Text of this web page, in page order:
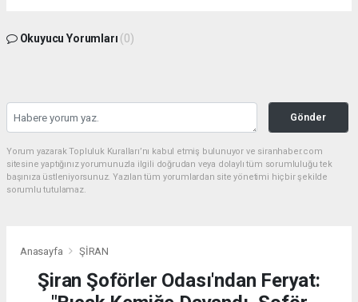
Okuyucu Yorumları (0)
Gönder
Yorum yazarak Topluluk Kuralları’nı kabul etmiş bulunuyor ve siranhaber.com
sitesine yaptığınız yorumunuzla ilgili doğrudan veya dolaylı tüm sorumluluğu tek
başınıza üstleniyorsunuz. Yazılan tüm yorumlardan site yönetimi hiçbir şekilde
sorumlu tutulamaz.
Anasayfa ŞİRAN
Şiran Şoförler Odası'ndan Feryat: